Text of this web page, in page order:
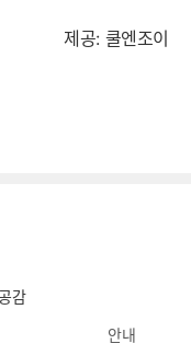
제공: 쿨엔조이
감
안내